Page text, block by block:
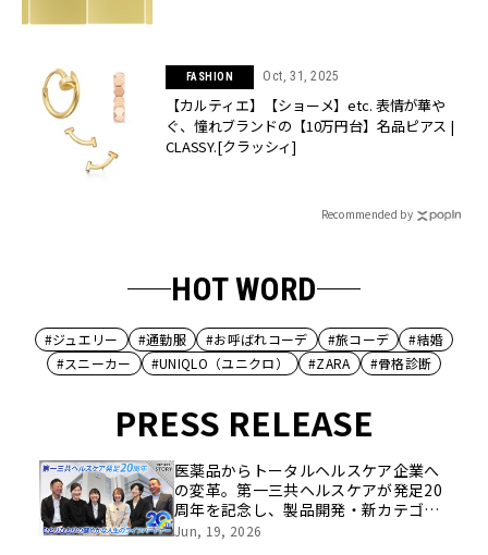
FASHION Oct, 31, 2025
【カルティエ】【ショーメ】etc. 表情が華や
ぐ、憧れブランドの【10万円台】名品ピアス |
CLASSY.[クラッシィ]
Recommended by
HOT WORD
#ジュエリー #通勤服 #お呼ばれコーデ #旅コーデ
#結婚
#スニーカー
#UNIQLO（ユニクロ） #ZARA #骨格診断
PRESS RELEASE
医薬品からトータルヘルスケア企業へ
の変革。第一三共ヘルスケアが発足20
周年を記念し、製品開発・新カテゴリ
挑戦の舞台や旧社統合時のエピソード
Jun, 19, 2026